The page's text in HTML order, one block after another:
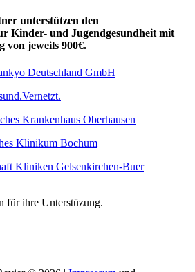
unterstützen den
Kinder- und Jugendgesundheit mit
von jeweils 900€.
für ihre Unterstüzung.